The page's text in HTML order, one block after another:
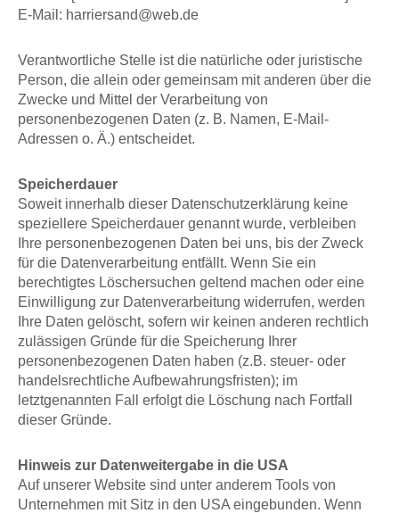
E-Mail: harriersand@web.de
Verantwortliche Stelle ist die natürliche oder juristische
Person, die allein oder gemeinsam mit anderen über die
Zwecke und Mittel der Verarbeitung von
personenbezogenen Daten (z. B. Namen, E-Mail-
Adressen o. Ä.) entscheidet.
Speicherdauer
Soweit innerhalb dieser Datenschutzerklärung keine
speziellere Speicherdauer genannt wurde, verbleiben
Ihre personenbezogenen Daten bei uns, bis der Zweck
für die Datenverarbeitung entfällt. Wenn Sie ein
berechtigtes Löschersuchen geltend machen oder eine
Einwilligung zur Datenverarbeitung widerrufen, werden
Ihre Daten gelöscht, sofern wir keinen anderen rechtlich
zulässigen Gründe für die Speicherung Ihrer
personenbezogenen Daten haben (z.B. steuer- oder
handelsrechtliche Aufbewahrungsfristen); im
letztgenannten Fall erfolgt die Löschung nach Fortfall
dieser Gründe.
Hinweis zur Datenweitergabe in die USA
Auf unserer Website sind unter anderem Tools von
Unternehmen mit Sitz in den USA eingebunden. Wenn